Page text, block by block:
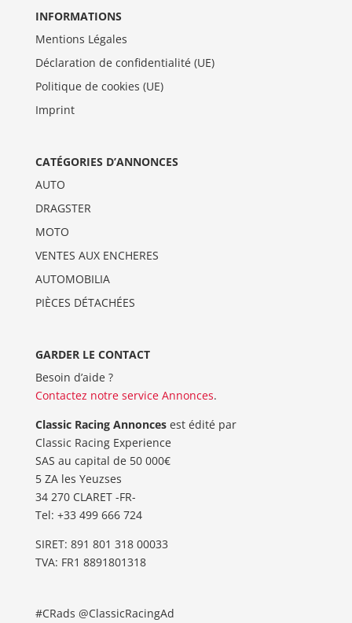
INFORMATIONS
Mentions Légales
Déclaration de confidentialité (UE)
Politique de cookies (UE)
Imprint
CATÉGORIES D’ANNONCES
AUTO
DRAGSTER
MOTO
VENTES AUX ENCHERES
AUTOMOBILIA
PIÈCES DÉTACHÉES
GARDER LE CONTACT
Besoin d’aide ?
Contactez notre service Annonces.
Classic Racing Annoncesest édité par
Classic Racing Experience
SAS au capital de 50 000€
5 ZA les Yeuzses
34 270 CLARET -FR-
Tel: ‭+33 499 666 724‬
SIRET: 891 801 318 00033
TVA: FR1 8891801318
#CRads @ClassicRacingAd